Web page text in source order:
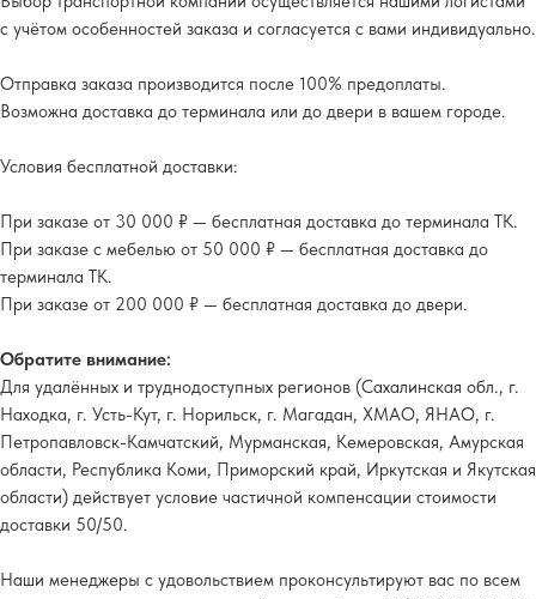
с учётом особенностей заказа и согласуется с вами индивидуально.
Отправка заказа производится после 100% предоплаты.
Возможна доставка до терминала или до двери в вашем городе.
Условия бесплатной доставки:
При заказе от 30 000 ₽ — бесплатная доставка до терминала ТК.
При заказе с мебелью от 50 000 ₽ — бесплатная доставка до
терминала ТК.
При заказе от 200 000 ₽ — бесплатная доставка до двери.
Обратите внимание:
Для удалённых и труднодоступных регионов (Сахалинская обл., г.
Находка, г. Усть-Кут, г. Норильск, г. Магадан, ХМАО, ЯНАО, г.
Петропавловск-Камчатский, Мурманская, Кемеровская, Амурская
области, Республика Коми, Приморский край, Иркутская и Якутская
области) действует условие частичной компенсации стоимости
доставки 50/50.
Наши менеджеры с удовольствием проконсультируют вас по всем